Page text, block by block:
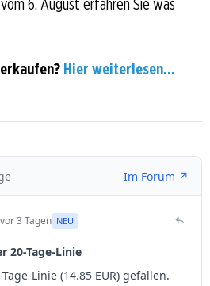
6. August erfahren Sie was
Hier weiterlesen...